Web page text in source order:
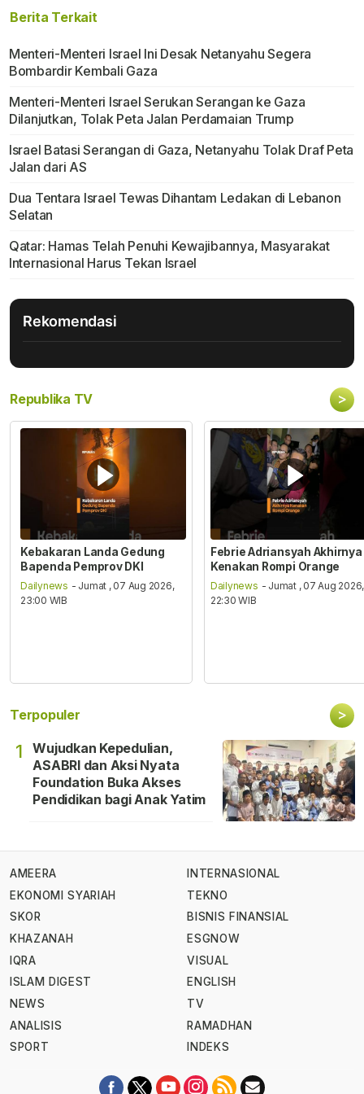
Berita Terkait
Menteri-Menteri Israel Ini Desak Netanyahu Segera
Bombardir Kembali Gaza
Menteri-Menteri Israel Serukan Serangan ke Gaza
Dilanjutkan, Tolak Peta Jalan Perdamaian Trump
Israel Batasi Serangan di Gaza, Netanyahu Tolak Draf Peta
Jalan dari AS
Dua Tentara Israel Tewas Dihantam Ledakan di Lebanon
Selatan
Qatar: Hamas Telah Penuhi Kewajibannya, Masyarakat
Internasional Harus Tekan Israel
Rekomendasi
Republika TV >
Kebakaran Landa Gedung
Bapenda Pemprov DKI
Dailynews - Jumat , 07 Aug 2026,
23:00 WIB
Febrie Adriansyah Akhirnya
Kenakan Rompi Orange
Dailynews - Jumat , 07 Aug 2026,
22:30 WIB
Terpopuler >
1
Wujudkan Kepedulian,
ASABRI dan Aksi Nyata
Foundation Buka Akses
Pendidikan bagi Anak Yatim
AMEERA
EKONOMI SYARIAH
SKOR
KHAZANAH
IQRA
ISLAM DIGEST
NEWS
ANALISIS
SPORT
INTERNASIONAL
TEKNO
BISNIS FINANSIAL
ESGNOW
VISUAL
ENGLISH
TV
RAMADHAN
INDEKS